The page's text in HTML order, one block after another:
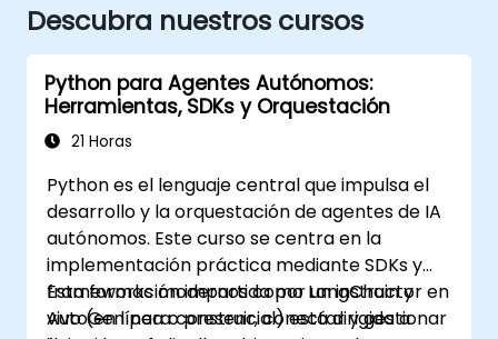
Descubra nuestros cursos
Python para Agentes Autónomos:
Herramientas, SDKs y Orquestación
21 Horas
Python es el lenguaje central que impulsa el
desarrollo y la orquestación de agentes de IA
autónomos. Este curso se centra en la
implementación práctica mediante SDKs y
frameworks modernos como LangChain y
AutoGen para construir, conectar y gestionar
Esta formación impartida por un instructor en
vivo (en línea o presencial) está dirigida a